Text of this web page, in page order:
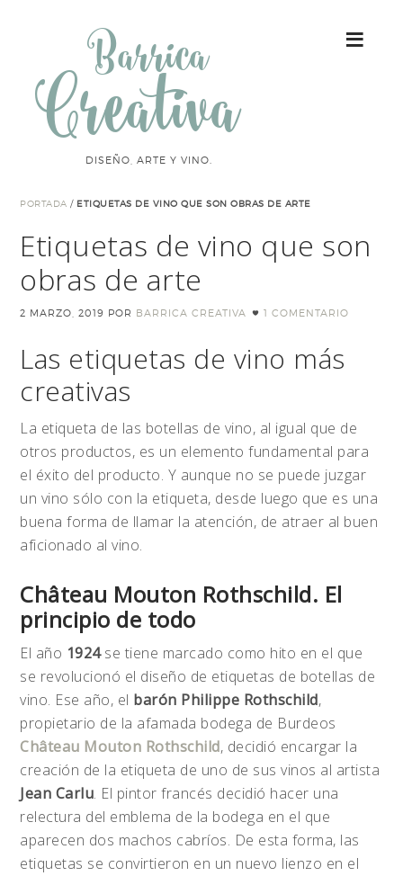
Barrica
Creativa
DISEÑO, ARTE Y VINO.
PORTADA / ETIQUETAS DE VINO QUE SON OBRAS DE ARTE
Etiquetas de vino que son
obras de arte
2 MARZO, 2019 POR BARRICA CREATIVA 1 COMENTARIO
Las etiquetas de vino más
creativas
La etiqueta de las botellas de vino, al igual que de
otros productos, es un elemento fundamental para
el éxito del producto. Y aunque no se puede juzgar
un vino sólo con la etiqueta, desde luego que es una
buena forma de llamar la atención, de atraer al buen
aficionado al vino.
Château Mouton Rothschild. El
principio de todo
El año 1924se tiene marcado como hito en el que
se revolucionó el diseño de etiquetas de botellas de
vino. Ese año, el barón Philippe Rothschild,
propietario de la afamada bodega de Burdeos
Château Mouton Rothschild, decidió encargar la
creación de la etiqueta de uno de sus vinos al artista
Jean Carlu. El pintor francés decidió hacer una
relectura del emblema de la bodega en el que
aparecen dos machos cabríos. De esta forma, las
etiquetas se convirtieron en un nuevo lienzo en el